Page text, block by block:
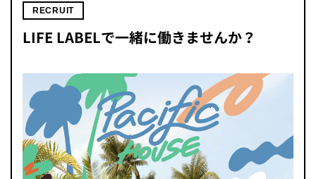
RECRUIT
LIFE LABELで一緒に働きませんか？